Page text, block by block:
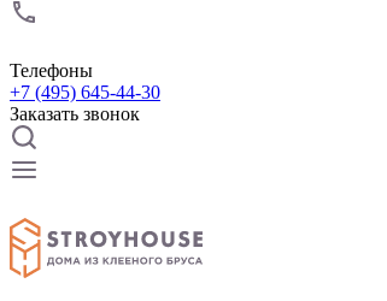
Телефоны
+7 (495) 645-44-30
Заказать звонок